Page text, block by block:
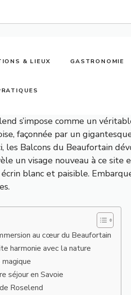
& LIEUX GASTRONOMIE
s’impose comme un
façonnée par un
les Balcons du Beaufortain
un visage nouveau à ce
blanc et paisible.
au cœur du Beaufortain
harmonie avec la nature
séjour en Savoie
Roselend